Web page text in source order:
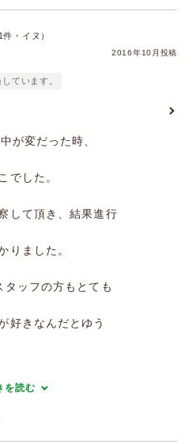
・イヌ）
2016年10月投稿
ています。
が変だった時、
でした。
して頂き、結果進行
りました。
ッフの方もとても
好きなんだとゆう
を読む